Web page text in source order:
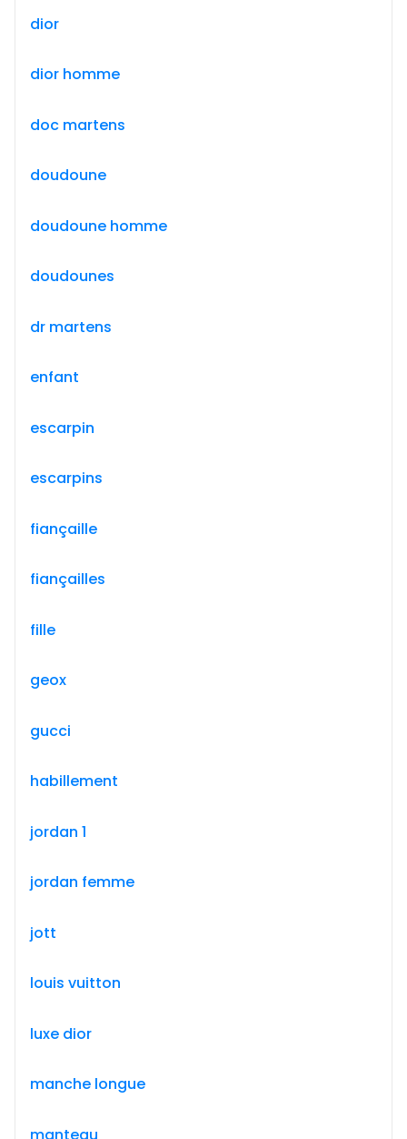
dior
dior homme
doc martens
doudoune
doudoune homme
doudounes
dr martens
enfant
escarpin
escarpins
fiançaille
fiançailles
fille
geox
gucci
habillement
jordan 1
jordan femme
jott
louis vuitton
luxe dior
manche longue
manteau